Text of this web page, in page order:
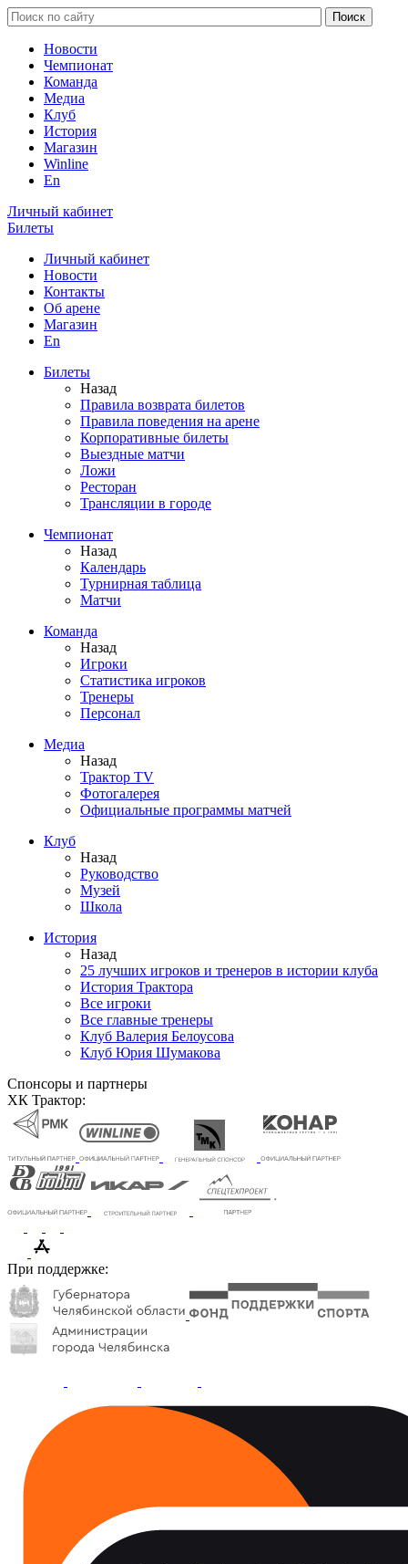
Новости
Чемпионат
Команда
Медиа
Клуб
История
Магазин
Winline
En
Личный кабинет
Билеты
Личный кабинет
Новости
Контакты
Об арене
Магазин
En
Билеты
Назад
Правила возврата билетов
Правила поведения на арене
Корпоративные билеты
Выездные матчи
Ложи
Ресторан
Трансляции в городе
Чемпионат
Назад
Календарь
Турнирная таблица
Матчи
Команда
Назад
Игроки
Статистика игроков
Тренеры
Персонал
Медиа
Назад
Трактор TV
Фотогалерея
Официальные программы матчей
Клуб
Назад
Руководство
Музей
Школа
История
Назад
25 лучших игроков и тренеров в истории клуба
История Трактора
Все игроки
Все главные тренеры
Клуб Валерия Белоусова
Клуб Юрия Шумакова
Спонсоры и партнеры
ХК Трактор:
При поддержке: